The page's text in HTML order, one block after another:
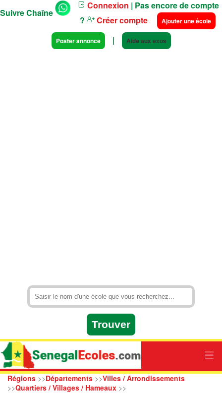
Suivre Chaîne
Connexion | Pas encore de compte
?
Créer compte Ajouter une école
Poster annonce | Aide aux exos
Régions >>Départements >>Villes / Arrondissements
>>Quartiers / Villages / Hameaux >>